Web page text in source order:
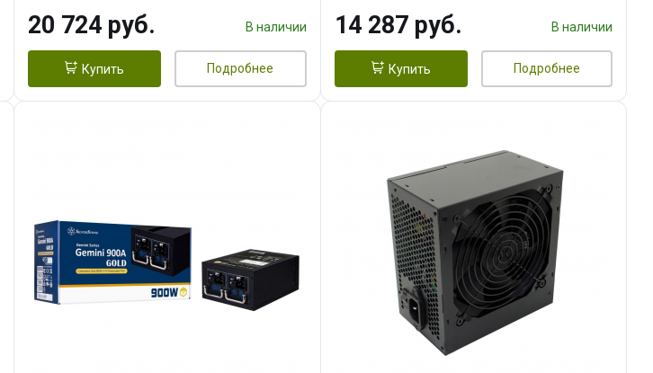
20 724 руб. В наличии
Купить Подробнее
Cables/Gen 5
14 287 руб. В наличии
Купить Подробнее